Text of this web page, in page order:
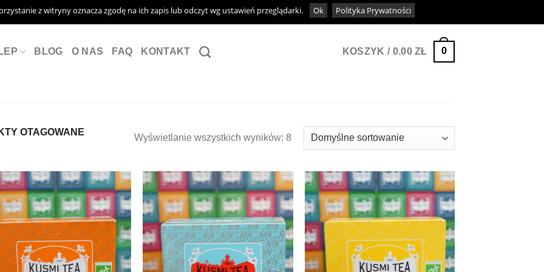
BLOG O NAS FAQ KONTAKT KOSZYK / 0.00ZŁ 0
OTAGOWANE
Wyświetlanie wszystkich wyników: 8
z witryny oznacza zgodę na ich zapis lub odczyt wg ustawień przeglądarki. Ok Polityka Prywatności